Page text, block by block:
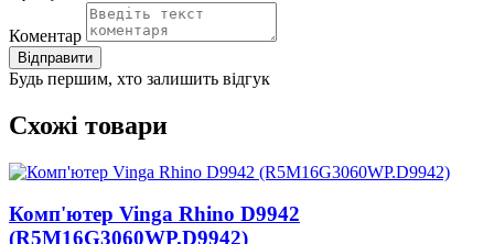
Коментар
Відправити
Будь першим, хто залишить відгук
Схожі товари
Комп'ютер Vinga Rhino D9942
(R5M16G3060WP.D9942)